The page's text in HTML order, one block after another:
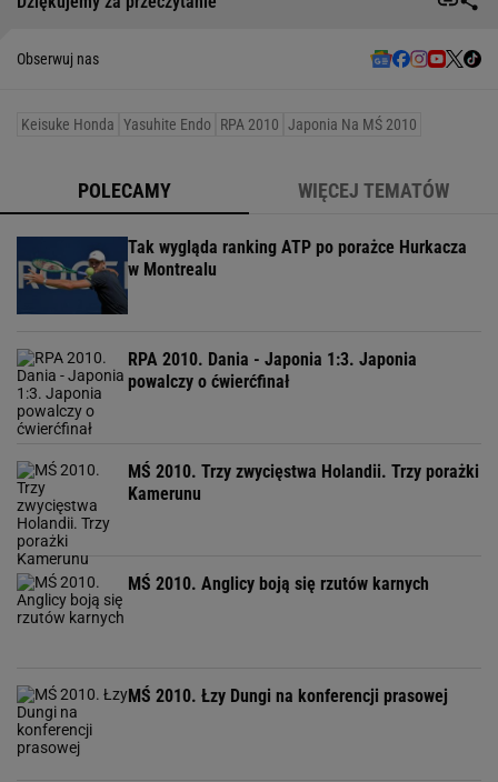
Obserwuj nas
Keisuke Honda Yasuhite Endo RPA 2010 Japonia Na MŚ 2010
POLECAMY WIĘCEJ TEMATÓW
Tak wygląda ranking ATP po porażce Hurkacza
w Montrealu
RPA 2010. Dania - Japonia 1:3. Japonia
powalczy o ćwierćfinał
MŚ 2010. Trzy zwycięstwa Holandii. Trzy porażki
Kamerunu
MŚ 2010. Anglicy boją się rzutów karnych
MŚ 2010. Łzy Dungi na konferencji prasowej